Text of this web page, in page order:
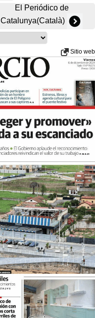
El Periódico de
Catalunya(Català)
Sitio web